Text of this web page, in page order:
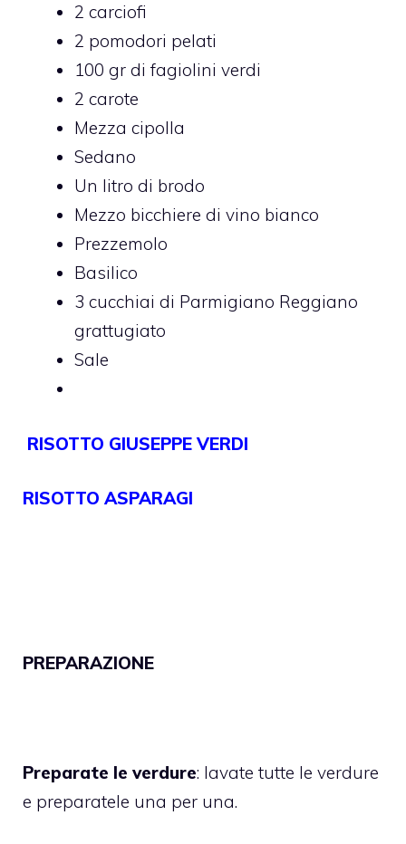
2 carciofi
2 pomodori pelati
100 gr di fagiolini verdi
2 carote
Mezza cipolla
Sedano
Un litro di brodo
Mezzo bicchiere di vino bianco
Prezzemolo
Basilico
3 cucchiai di Parmigiano Reggiano
grattugiato
Sale
RISOTTO GIUSEPPE VERDI
RISOTTO ASPARAGI
PREPARAZIONE
Preparate le verdure: lavate tutte le verdure
e preparatele una per una.